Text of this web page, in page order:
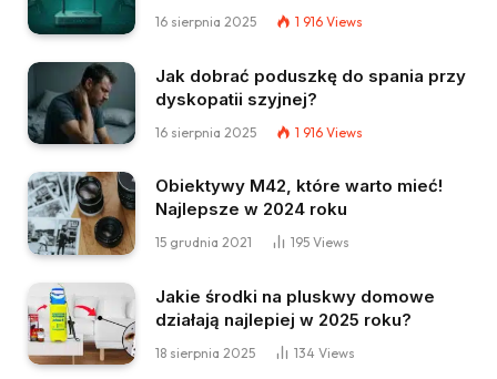
16 sierpnia 2025 1 916 Views
Jak dobrać poduszkę do spania przy
dyskopatii szyjnej?
16 sierpnia 2025 1 916 Views
Obiektywy M42, które warto mieć!
Najlepsze w 2024 roku
15 grudnia 2021 195 Views
Jakie środki na pluskwy domowe
działają najlepiej w 2025 roku?
18 sierpnia 2025 134 Views